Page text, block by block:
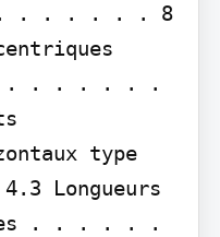
. . . . . . 8
. . . . . . .
type
Longueurs
. . . . . .